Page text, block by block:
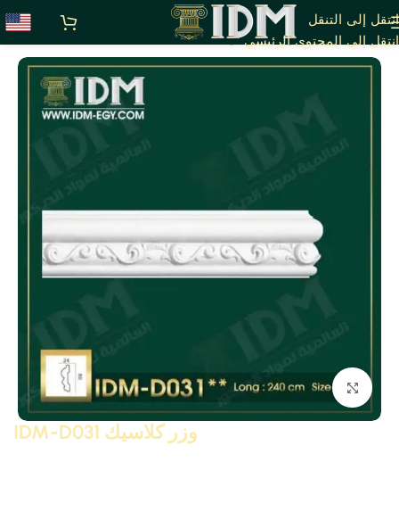
انتقل إلى التنقل
انتقل إلى المحتوى الرئيسي
الرئيسية D - بانوهات مزخرفة
انقر للتكبير
وزر كلاسيك IDM-D031